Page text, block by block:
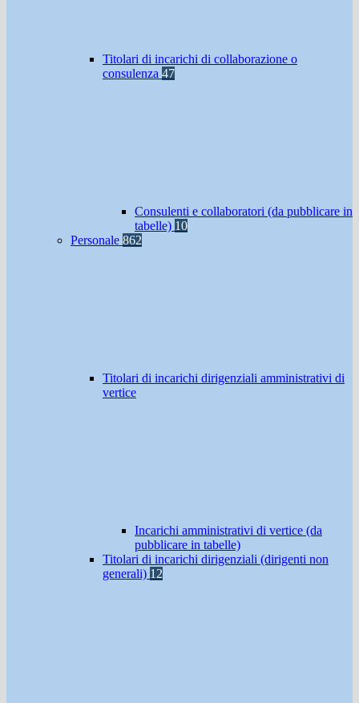
Titolari di incarichi di collaborazione o
consulenza 47
Consulenti e collaboratori (da pubblicare in
tabelle) 10
Personale 862
Titolari di incarichi dirigenziali amministrativi di
vertice
Incarichi amministrativi di vertice (da
pubblicare in tabelle)
Titolari di incarichi dirigenziali (dirigenti non
generali) 12